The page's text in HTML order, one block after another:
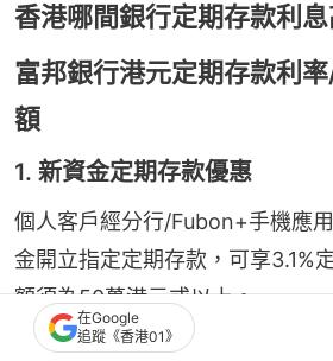
香港哪間銀行定期存款利息
富邦銀行港元定期存款利
額
1. 新資金定期存款優惠
個人客戶經分行/Fubon+手機應
金開立指定定期存款，可享3.1%
額須為50萬港元或以上。
在Google
追蹤《香港01》